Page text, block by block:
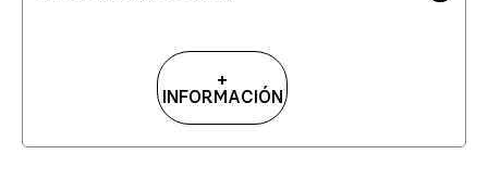
+
INFORMACIÓN